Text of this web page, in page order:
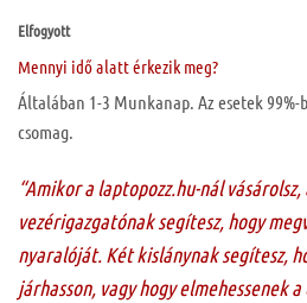
Elfogyott
Mennyi idő alatt érkezik meg?
Általában 1-3 Munkanap. Az esetek 99%-
csomag.
“Amikor a laptopozz.hu-nál
vezérigazgatónak segítesz, hogy
nyaralóját. Két kislánynak segítesz,
járhasson, vagy hogy elmehessenek